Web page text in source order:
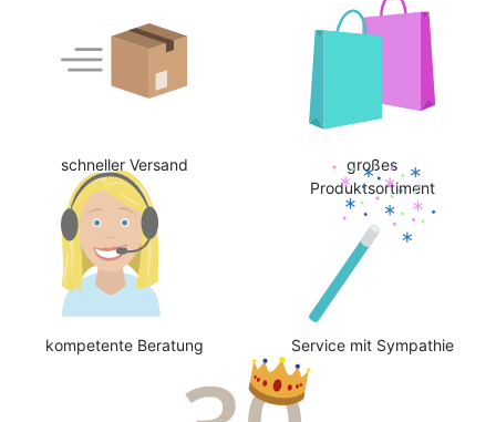
schneller Versand
großes
Produktsortiment
kompetente Beratung Service mit Sympathie